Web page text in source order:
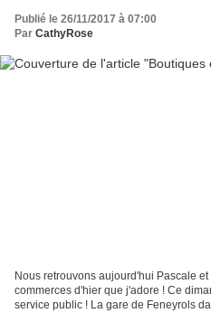
Publié le 26/11/2017 à 07:00
Par CathyRose
Nous retrouvons aujourd'hui Pascale
commerces d'hier que j'adore ! Ce
service public ! La gare de Feneyrols